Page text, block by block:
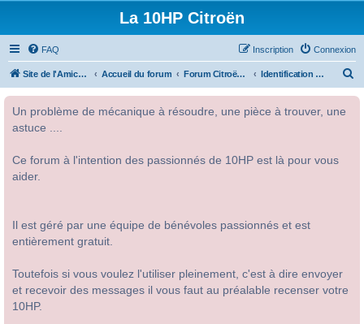
La 10HP Citroën
FAQ Connexion
Inscription
Site de l'Amicale Citroën 10HP Accueil du forum Forum Citroën 10HP Identification des modèles
Un problème de mécanique à résoudre, une pièce à trouver, une
astuce ....
Ce forum à l'intention des passionnés de 10HP est là pour vous
aider.
Il est géré par une équipe de bénévoles passionnés et est
entièrement gratuit.
Toutefois si vous voulez l'utiliser pleinement, c'est à dire envoyer
et recevoir des messages il vous faut au préalable recenser votre
10HP.